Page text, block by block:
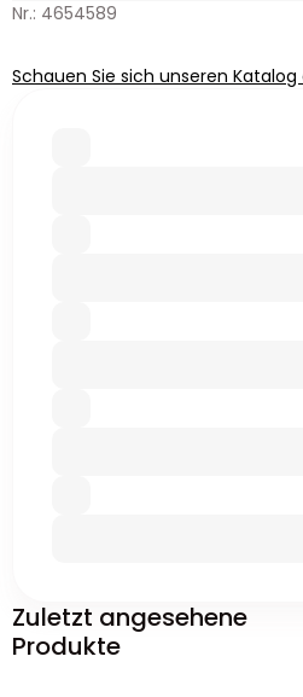
Nr.: 4654589
Schauen Sie sich unseren
Zuletzt angesehene
Produkte